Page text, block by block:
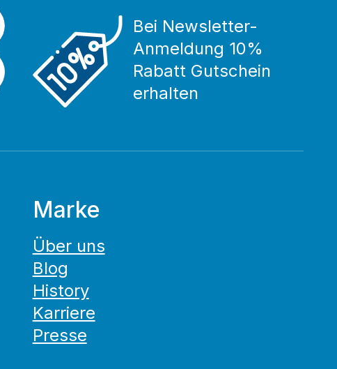
Bei Newsletter-
Anmeldung 10%
Rabatt Gutschein
erhalten
Marke
Über uns
Blog
History
Karriere
Presse